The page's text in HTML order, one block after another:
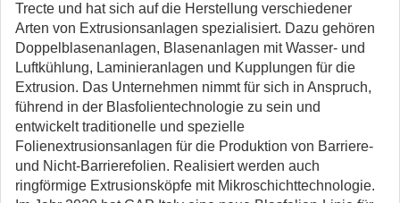
Trecte und hat sich auf die Herstellung verschiedener
Arten von Extrusionsanlagen spezialisiert. Dazu gehören
Doppelblasenanlagen, Blasenanlagen mit Wasser- und
Luftkühlung, Laminieranlagen und Kupplungen für die
Extrusion. Das Unternehmen nimmt für sich in Anspruch,
führend in der Blasfolientechnologie zu sein und
entwickelt traditionelle und spezielle
Folienextrusionsanlagen für die Produktion von Barriere-
und Nicht-Barrierefolien. Realisiert werden auch
ringförmige Extrusionsköpfe mit Mikroschichttechnologie.